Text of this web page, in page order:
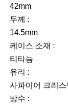
42mm
두께 :
14.5mm
케이스 소재 :
티타늄
유리 :
사파이어 크리스
방수 :